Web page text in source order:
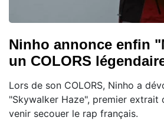
Ninho annonce enfin
un COLORS
Lors de son COLORS, Ninho a
"Skywalker Haze", premier extrait
venir secouer le rap français.